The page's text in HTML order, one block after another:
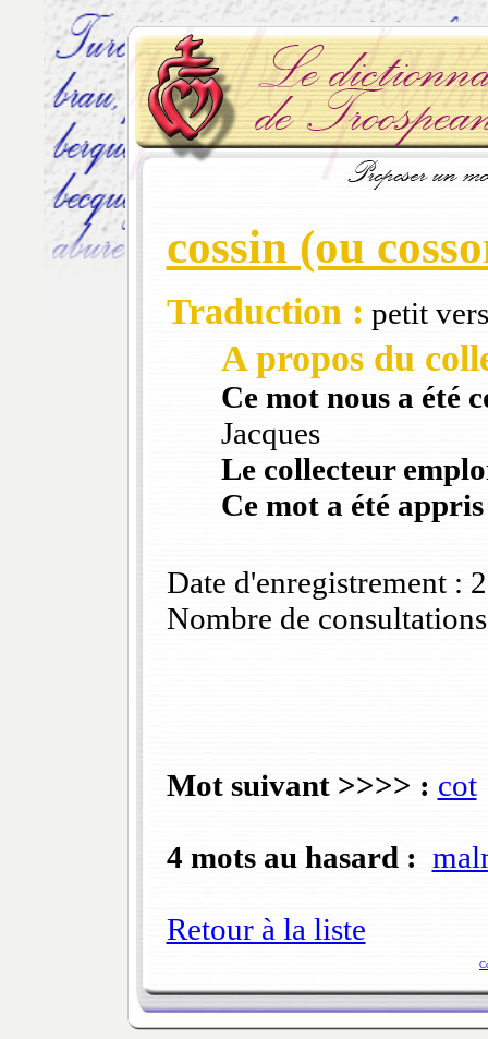
cossin (ou
Traduction : petit
A propos du
Ce mot nous a été
Jacques
Le collecteur
Ce mot a été
Date d'enregistrement :
Nombre de
Mot suivant >>>> : cot
4 mots au hasard :
Retour à la liste